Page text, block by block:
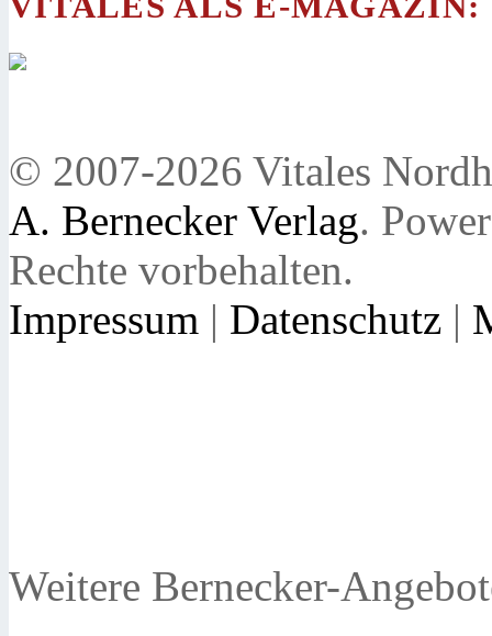
© 2007-2026 Vitales
A. Bernecker Verlag.
Rechte vorbehalten.
Impressum | Datenschutz |
Weitere Bernecker-